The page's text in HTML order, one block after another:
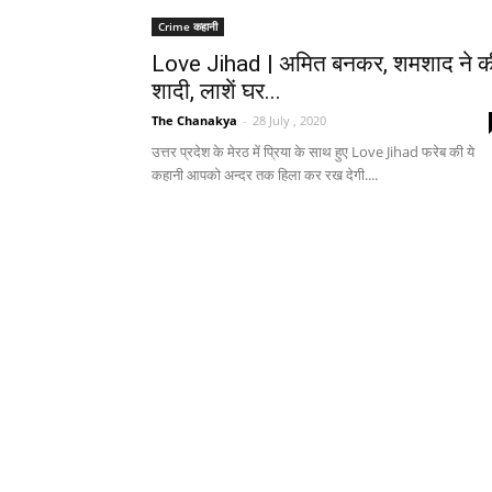
Crime कहानी
Love Jihad | अमित बनकर, शमशाद ने
शादी, लाशें घर...
The Chanakya - 28 July , 2020
उत्तर प्रदेश के मेरठ में प्रिया के साथ हुए Love Jihad फरेब की ये
कहानी आपको अन्दर तक हिला कर रख देगी....